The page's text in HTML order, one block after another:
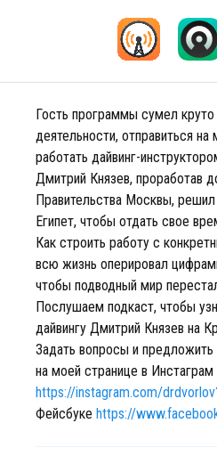
Гость программы сумел
деятельности, отправиться на
работать дайвинг-
Дмитрий Князев, проработав
Правительства Москвы, решил
Египет, чтобы отдать свое
Как строить работу с
всю жизнь оперировал
чтобы подводный мир
Послушаем подкаст, чтобы
дайвингу Дмитрий Князев на
Задать вопросы и
на моей странице в Инстаграм
https://instagram.com/
Фейсбуке https://